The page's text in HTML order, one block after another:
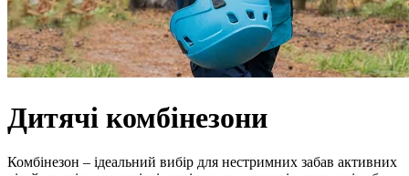
Дитячі комбінезони
Комбінезон – ідеальний вибір для нестримних забав активних